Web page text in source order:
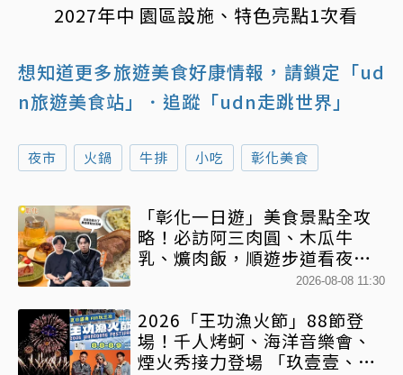
2027年中 園區設施、特色亮點1次看
想知道更多旅遊美食好康情報，請鎖定「ud
n旅遊美食站」
．追蹤「udn走跳世界」
夜市 火鍋 牛排 小吃 彰化美食
「彰化一日遊」美食景點全攻
略！必訪阿三肉圓、木瓜牛
乳、爌肉飯，順遊步道看夜景
2026-08-08 11:30
2026「王功漁火節」88節登
場！千人烤蚵、海洋音樂會、
煙火秀接力登場 「玖壹壹、美